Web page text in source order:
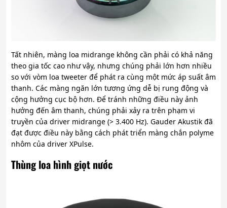
Tất nhiên, màng loa midrange không cần phải có khả năng
theo gia tốc cao như vậy, nhưng chúng phải lớn hơn nhiều
so với vòm loa tweeter để phát ra cùng một mức áp suất âm
thanh. Các màng ngăn lớn tương ứng dễ bị rung động và
cộng hưởng cục bộ hơn. Để tránh những điều này ảnh
hưởng đến âm thanh, chúng phải xảy ra trên phạm vi
truyền của driver midrange (> 3.400 Hz). Gauder Akustik đã
đạt được điều này bằng cách phát triển màng chắn polyme
nhôm của driver XPulse.
Thùng loa hình giọt nước